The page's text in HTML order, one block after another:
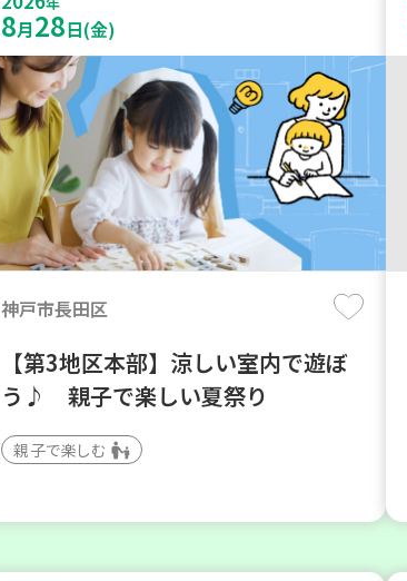
8月28日(金)
神戸市長田区
【第3地区本部】涼しい室内で遊ぼ
う♪ 親子で楽しい夏祭り
親子で楽しむ